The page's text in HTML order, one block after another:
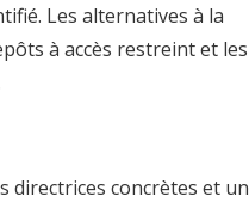
Les alternatives à la
à accès restreint et les
directrices concrètes et un